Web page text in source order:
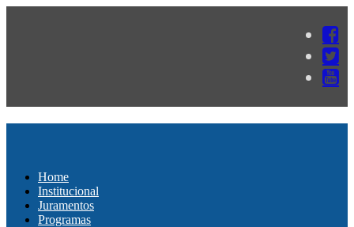
Home
Institucional
Juramentos
Programas